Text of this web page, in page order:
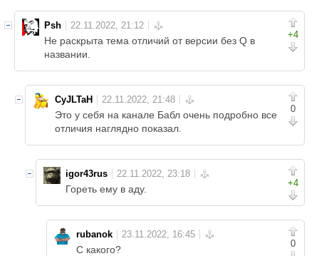
+4
Psh
Не раскрыта тема отличий от версии без Q в
названии.
0
CyJLTaH
Это у себя на канале Бабл очень подробно все
отличия наглядно показал.
+4
igor43rus
Гореть ему в аду.
0
rubanok
С какого?